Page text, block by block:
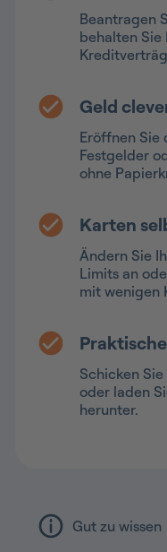
Beantragen
behalten Sie
Geld
Eröffnen Sie
Festgelder
ohne
Karten
Ändern Sie
Limits an
mit wenigen
Schicken
oder laden
herunter.
Gut zu wissen